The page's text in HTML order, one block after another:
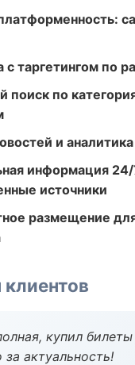
с таргетингом по
поиск по
и аналитика
информация 24/
источники
размещение
купил билеты
за актуальность!